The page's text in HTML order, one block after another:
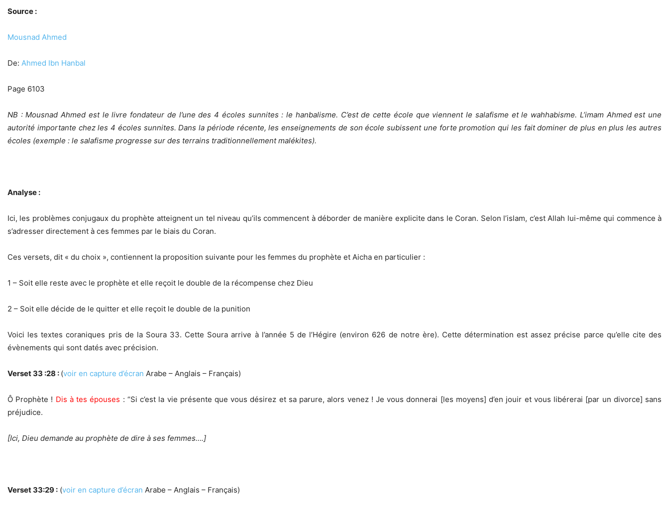
Source :
Mousnad Ahmed
De: Ahmed Ibn Hanbal
Page 6103
NB : Mousnad Ahmed est le livre fondateur de l’une des 4 écoles sunnites : le hanbalisme. C’est de cette école que viennent le salafisme et le wahhabisme. L’imam Ahmed est une
autorité importante chez les 4 écoles sunnites. Dans la période récente, les enseignements de son école subissent une forte promotion qui les fait dominer de plus en plus les autres
écoles (exemple : le salafisme progresse sur des terrains traditionnellement malékites).
Analyse :
Ici, les problèmes conjugaux du prophète atteignent un tel niveau qu’ils commencent à déborder de manière explicite dans le Coran. Selon l’islam, c’est Allah lui-même qui commence à
s’adresser directement à ces femmes par le biais du Coran.
Ces versets, dit « du choix », contiennent la proposition suivante pour les femmes du prophète et Aicha en particulier :
1 – Soit elle reste avec le prophète et elle reçoit le double de la récompense chez Dieu
2 – Soit elle décide de le quitter et elle reçoit le double de la punition
Voici les textes coraniques pris de la Soura 33. Cette Soura arrive à l’année 5 de l’Hégire (environ 626 de notre ère). Cette détermination est assez précise parce qu’elle cite des
évènements qui sont datés avec précision.
Verset 33 :28 : (voir en capture d’écran Arabe – Anglais – Français)
Ô Prophète ! Dis à tes épouses : “Si c’est la vie présente que vous désirez et sa parure, alors venez ! Je vous donnerai [les moyens] d’en jouir et vous libérerai [par un divorce] sans
préjudice.
[Ici, Dieu demande au prophète de dire à ses femmes….]
Verset 33:29 : (voir en capture d’écran Arabe – Anglais – Français)